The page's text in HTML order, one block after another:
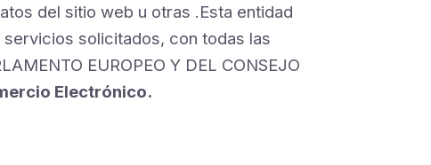
del sitio web u otras .Esta entidad
solicitados, con todas las
EUROPEO Y DEL CONSEJO
Electrónico.